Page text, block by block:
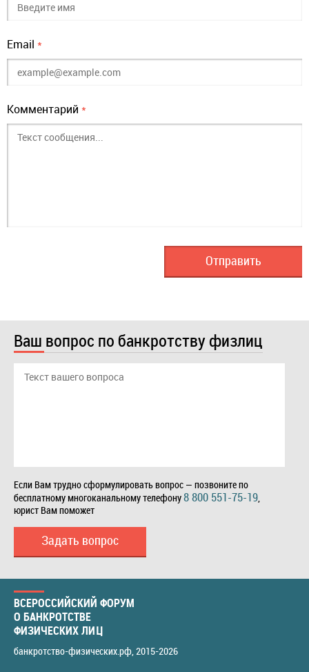
Email *
Комментарий *
Ваш вопрос по банкротству физлиц
Если Вам трудно сформулировать вопрос — позвоните по
бесплатному многоканальному телефону8 800 551-75-19,
юрист Вам поможет
Задать вопрос
ВСЕРОССИЙСКИЙ ФОРУМ
О БАНКРОТСТВЕ
ФИЗИЧЕСКИХ ЛИЦ
банкротство-физических.рф, 2015-2026